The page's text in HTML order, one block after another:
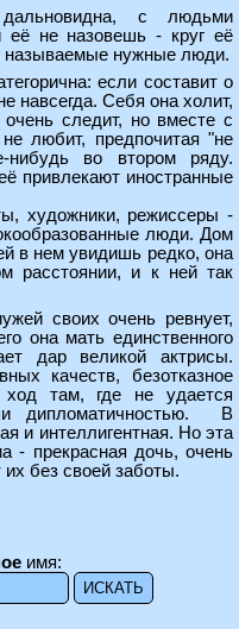
с людьми
её не назовешь - круг её
называемые нужные люди.
если составит о
навсегда. Себя она холит,
следит, но вместе с
любит, предпочитая "не
нибудь во втором ряду.
привлекают иностранные
художники, режиссеры -
люди. Дом
в нем увидишь редко, она
расстоянии, и к ней так
своих очень ревнует,
она мать единственного
дар великой актрисы.
качеств, безотказное
там, где не удается
дипломатичностью. В
и интеллигентная. Но эта
- прекрасная дочь, очень
без своей заботы.
имя: